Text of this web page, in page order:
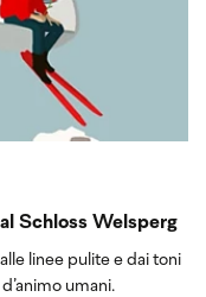
Schloss Welsperg
linee pulite e dai toni
umani.